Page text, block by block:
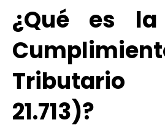
¿Qué es
21.713)?